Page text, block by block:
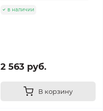
в наличии
2 563 руб.
В корзину